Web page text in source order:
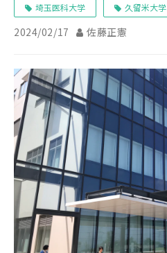
埼玉医科大学 久留米大学
2024/02/17 佐藤正憲